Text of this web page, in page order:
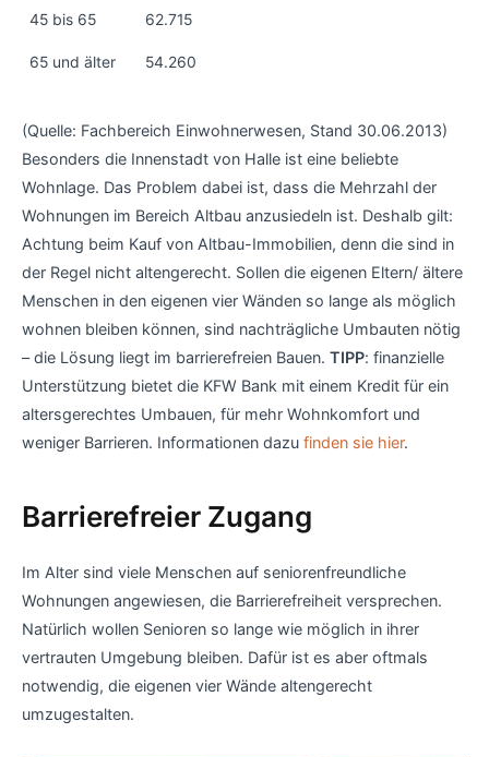
45 bis 65 62.715
65 und älter 54.260
(Quelle: Fachbereich Einwohnerwesen, Stand 30.06.2013)
Besonders die Innenstadt von Halle ist eine beliebte
Wohnlage. Das Problem dabei ist, dass die Mehrzahl der
Wohnungen im Bereich Altbau anzusiedeln ist. Deshalb gilt:
Achtung beim Kauf von Altbau-Immobilien, denn die sind in
der Regel nicht altengerecht. Sollen die eigenen Eltern/ ältere
Menschen in den eigenen vier Wänden so lange als möglich
wohnen bleiben können, sind nachträgliche Umbauten nötig
– die Lösung liegt im barrierefreien Bauen. TIPP: finanzielle
Unterstützung bietet die KFW Bank mit einem Kredit für ein
altersgerechtes Umbauen, für mehr Wohnkomfort und
weniger Barrieren. Informationen dazu finden sie hier.
Barrierefreier Zugang
Im Alter sind viele Menschen auf seniorenfreundliche
Wohnungen angewiesen, die Barrierefreiheit versprechen.
Natürlich wollen Senioren so lange wie möglich in ihrer
vertrauten Umgebung bleiben. Dafür ist es aber oftmals
notwendig, die eigenen vier Wände altengerecht
umzugestalten.